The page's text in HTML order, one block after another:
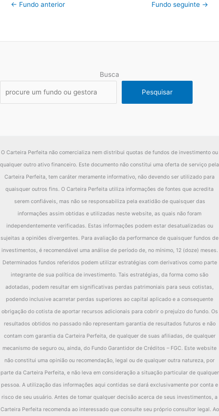
← Fundo anterior Fundo seguinte →
Busca
Pesquisar
O Carteira Perfeita não comercializa nem distribui quotas de fundos de investimento ou
qualquer outro ativo financeiro. Este documento não constitui uma oferta de serviço pela
Carteira Perfeita, tem caráter meramente informativo, não devendo ser utilizado para
quaisquer outros fins. O Carteira Perfeita utiliza informações de fontes que acredita
serem confiáveis, mas não se responsabiliza pela exatidão de quaisquer das
informações assim obtidas e utilizadas neste website, as quais não foram
independentemente verificadas. Estas informações podem estar desatualizadas ou
sujeitas a opiniões divergentes. Para avaliação da performance de quaisquer fundos de
investimentos, é recomendável uma análise de período de, no mínimo, 12 (doze) meses.
Determinados fundos referidos podem utilizar estratégias com derivativos como parte
integrante de sua política de investimento. Tais estratégias, da forma como são
adotadas, podem resultar em significativas perdas patrimoniais para seus cotistas,
podendo inclusive acarretar perdas superiores ao capital aplicado e a consequente
obrigação do cotista de aportar recursos adicionais para cobrir o prejuízo do fundo. Os
resultados obtidos no passado não representam garantia de resultados futuros e não
contam com garantia da Carteira Perfeita, de qualquer de suas afiliadas, de qualquer
mecanismo de seguro ou, ainda, do Fundo Garantidor de Créditos – FGC. Este website
não constitui uma opinião ou recomendação, legal ou de qualquer outra natureza, por
parte da Carteira Perfeita, e não leva em consideração a situação particular de qualquer
pessoa. A utilização das informações aqui contidas se dará exclusivamente por conta e
risco de seu usuário. Antes de tomar qualquer decisão acerca de seus investimentos, a
Carteira Perfeita recomenda ao interessado que consulte seu próprio consultor legal. Ao